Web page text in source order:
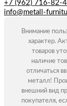
+7 (962) 716-82-
info@metall-
Внимание
характер.
товаров
наличие
отличаться
металл!
внешний вид
покупателя,